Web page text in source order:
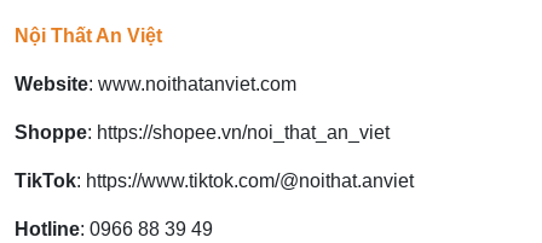
Nội Thất An Việt
Website: www.noithatanviet.com
Shoppe: https://shopee.vn/noi_that_an_viet
TikTok: https://www.tiktok.com/@noithat.anviet
Hotline: 0966 88 39 49